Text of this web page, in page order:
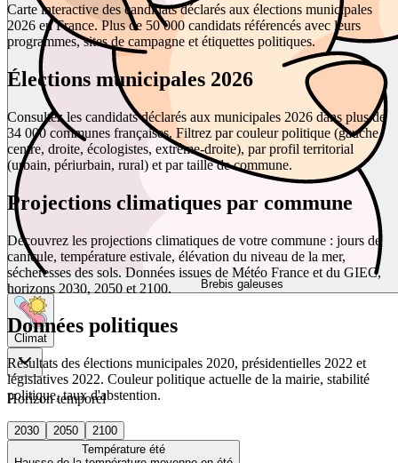
Brebis galeuses
Climat
Horizon temporel
2030 2050
2100
Température été
Carte interactive des candidats déclarés aux élections municipales
2026 en France. Plus de 50 000 candidats référencés avec leurs
programmes, sites de campagne et étiquettes politiques.
Élections municipales 2026
Consultez les candidats déclarés aux municipales 2026 dans plus de
34 000 communes françaises. Filtrez par couleur politique (gauche,
centre, droite, écologistes, extrême-droite), par profil territorial
(urbain, périurbain, rural) et par taille de commune.
Projections climatiques par commune
Découvrez les projections climatiques de votre commune : jours de
canicule, température estivale, élévation du niveau de la mer,
sécheresses des sols. Données issues de Météo France et du GIEC,
horizons 2030, 2050 et 2100.
Données politiques
Résultats des élections municipales 2020, présidentielles 2022 et
législatives 2022. Couleur politique actuelle de la mairie, stabilité
politique, taux d'abstention.